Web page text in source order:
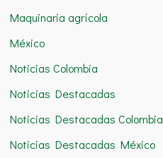
Maquinaria agrícola
México
Noticias Colombia
Noticias Destacadas
Noticias Destacadas Colombia
Noticias Destacadas México